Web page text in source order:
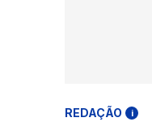
REDAÇÃO i